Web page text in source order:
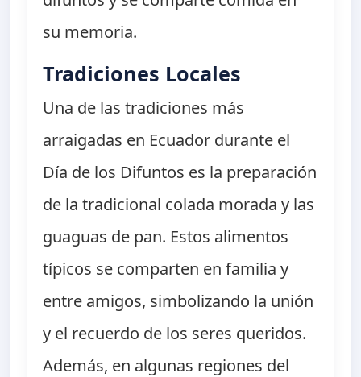
su memoria.
Tradiciones Locales
Una de las tradiciones más
arraigadas en Ecuador durante el
Día de los Difuntos es la preparación
de la tradicional colada morada y las
guaguas de pan. Estos alimentos
típicos se comparten en familia y
entre amigos, simbolizando la unión
y el recuerdo de los seres queridos.
Además, en algunas regiones del